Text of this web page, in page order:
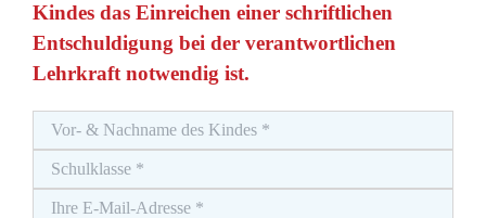
Kindes das Einreichen einer schriftlichen
Entschuldigung bei der verantwortlichen
Lehrkraft notwendig ist.